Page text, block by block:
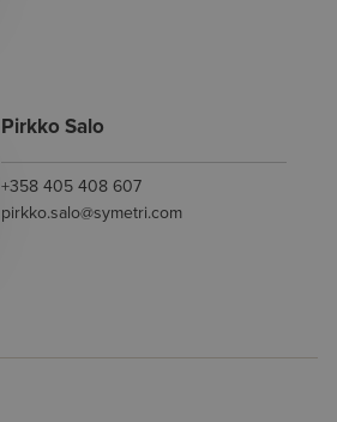
Pirkko Salo
+358 405 408 607
pirkko.salo@symetri.com